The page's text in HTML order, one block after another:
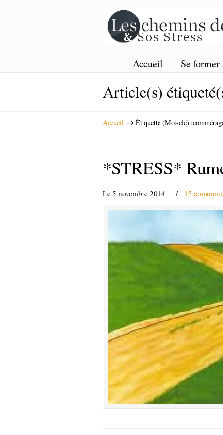
Accueil Se former
Article(s)
Accueil → Étiquette (Mot-clé)
*STRESS*
Le 5 novembre 2014 / 15